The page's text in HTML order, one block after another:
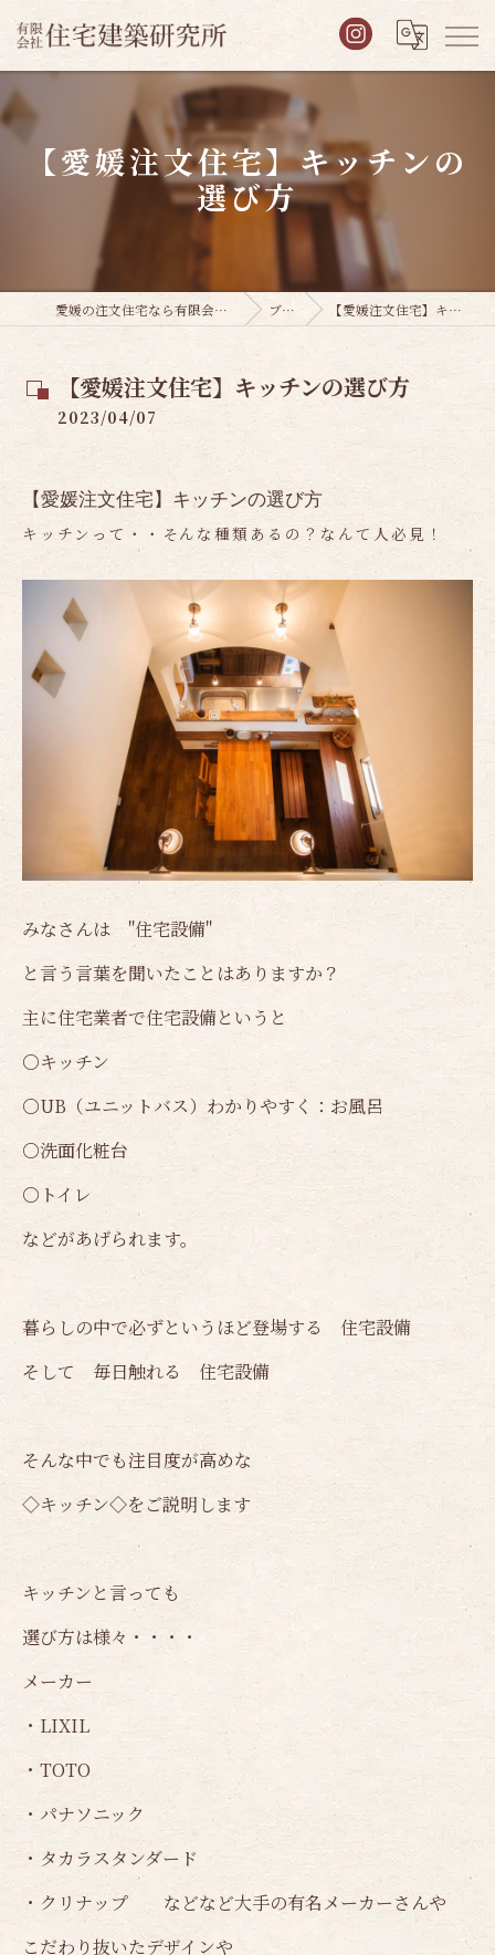
【愛媛注文住宅】キッチンの
選び方
愛媛の注文住宅なら有限会社住宅建築研究所 ブログ 【愛媛注文住宅】キッチンの選び方
【愛媛注文住宅】キッチンの選び方
2023/04/07
【愛媛注文住宅】キッチンの選び方
キッチンって・・そんな種類あるの？なんて人必見！
みなさんは "住宅設備"
と言う言葉を聞いたことはありますか？
主に住宅業者で住宅設備というと
〇キッチン
〇UB（ユニットバス）わかりやすく：お風呂
〇洗面化粧台
〇トイレ
などがあげられます。
暮らしの中で必ずというほど登場する 住宅設備
そして 毎日触れる 住宅設備
そんな中でも注目度が高めな
◇キッチン◇をご説明します
キッチンと言っても
選び方は様々・・・・
メーカー
・LIXIL
・TOTO
・パナソニック
・タカラスタンダード
・クリナップ などなど大手の有名メーカーさんや
こだわり抜いたデザインや